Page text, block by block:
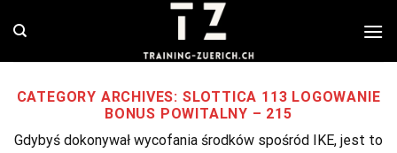
CATEGORY ARCHIVES: SLOTTICA 113 LOGOWANIE
BONUS POWITALNY – 215
Gdybyś dokonywał wycofania środków spośród IKE, jest to